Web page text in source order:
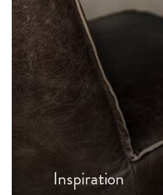
Inspiration